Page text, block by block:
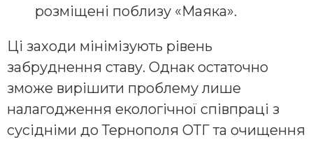
розміщені поблизу «Маяка».
Ці заходи мінімізують рівень
забруднення ставу. Однак остаточно
зможе вирішити проблему лише
налагодження екологічної співпраці з
сусідніми до Тернополя ОТГ та очищення